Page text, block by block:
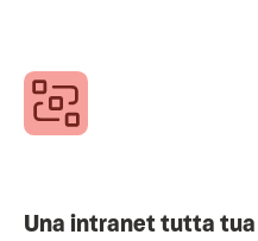
Una intranet tutta tua